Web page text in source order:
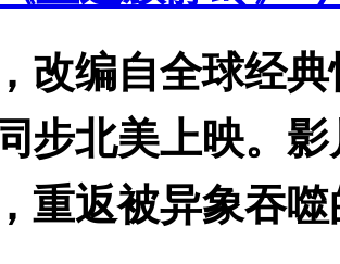
改编自全球经
步北美上映。
重返被异象吞